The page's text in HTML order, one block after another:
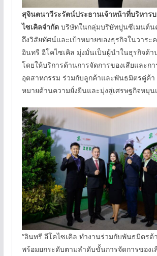
สุจินตนาวีระรัตน์ประธานเจ้าหน้าที่บริหาร
ไซเคิลจำกัดบริษัทในกลุ่มบริษัทปูนซีเมนต์น
ถึงวิสัยทัศน์และเป้าหมายของธุรกิจในวาระ
อินทรี อีโคไซเคิล มุ่งมั่นเป็นผู้นำในธุรกิจด้า
โดยให้บริการด้านการจัดการของเสียและก
อุตสาหกรรม ร่วมกับลูกค้าและพันธมิตรคู่ค้า
หมายด้านความยั่งยืนและมุ่งสู่เศรษฐกิจหมุน
“อินทรี อีโคไซเคิล ทำงานร่วมกับพันธมิตรด้
พร้อมยกระดับตามลำดับขั้นการจัดการของเ